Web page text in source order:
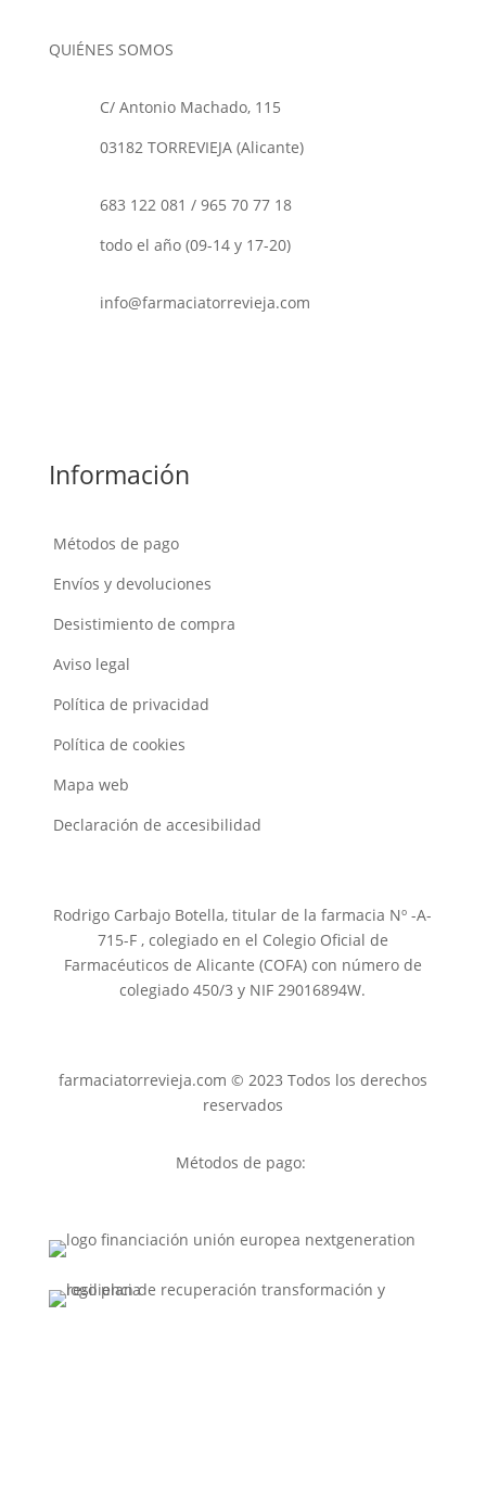
QUIÉNES SOMOS
C/ Antonio Machado, 115
03182 TORREVIEJA (Alicante)
683 122 081 / 965 70 77 18
todo el año (09-14 y 17-20)
info@farmaciatorrevieja.com
Información
Métodos de pago
Envíos y devoluciones
Desistimiento de compra
Aviso legal
Política de privacidad
Política de cookies
Mapa web
Declaración de accesibilidad
Rodrigo Carbajo Botella, titular de la farmacia Nº -A-
715-F , colegiado en el Colegio Oficial de
Farmacéuticos de Alicante (COFA) con número de
colegiado 450/3 y NIF 29016894W.
farmaciatorrevieja.com © 2023 Todos los derechos
reservados
Métodos de pago: